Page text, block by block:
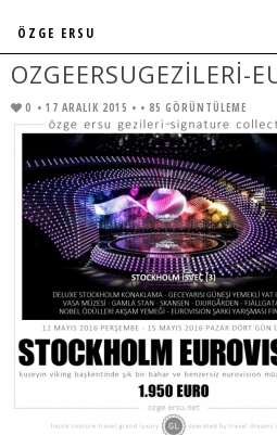
OZGEERSUGEZILERI-
0 • 17 ARALIK 2015 • • 85 GÖRÜNTÜLEME
ÖZGE ERSU